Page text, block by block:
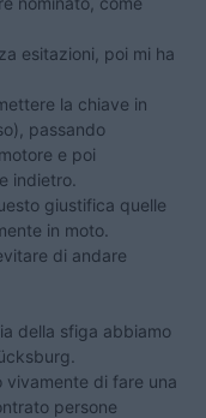
esitazioni, poi mi ha
la chiave in
passando
e poi
indietro.
giustifica quelle
in moto.
di andare
della sfiga abbiamo
di fare una
persone